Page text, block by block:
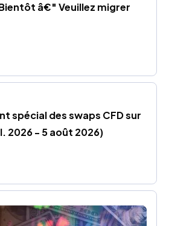
â€" Veuillez migrer
spécial des swaps CFD sur
2026 - 5 août 2026)